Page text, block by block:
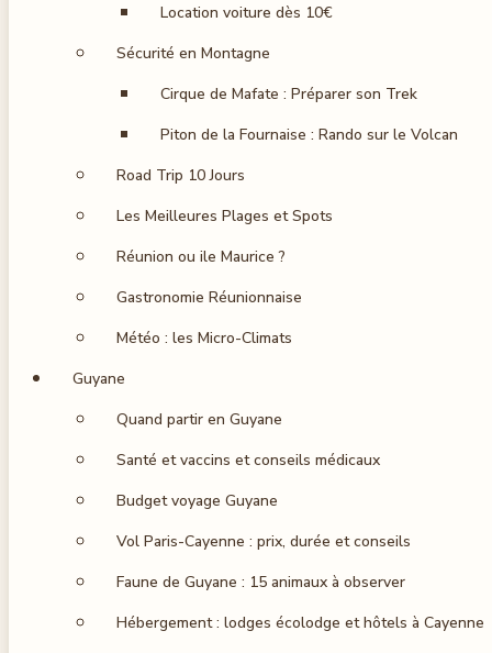
Location voiture dès 10€
Sécurité en Montagne
Cirque de Mafate : Préparer son Trek
Piton de la Fournaise : Rando sur le Volcan
Road Trip 10 Jours
Les Meilleures Plages et Spots
Réunion ou ile Maurice ?
Gastronomie Réunionnaise
Météo : les Micro-Climats
Guyane
Quand partir en Guyane
Santé et vaccins et conseils médicaux
Budget voyage Guyane
Vol Paris-Cayenne : prix, durée et conseils
Faune de Guyane : 15 animaux à observer
Hébergement : lodges écolodge et hôtels à Cayenne